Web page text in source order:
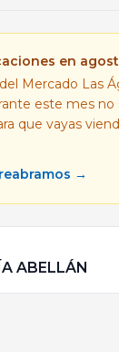
en
Mercado Las
este mes
que vayas
→
ABELLÁN